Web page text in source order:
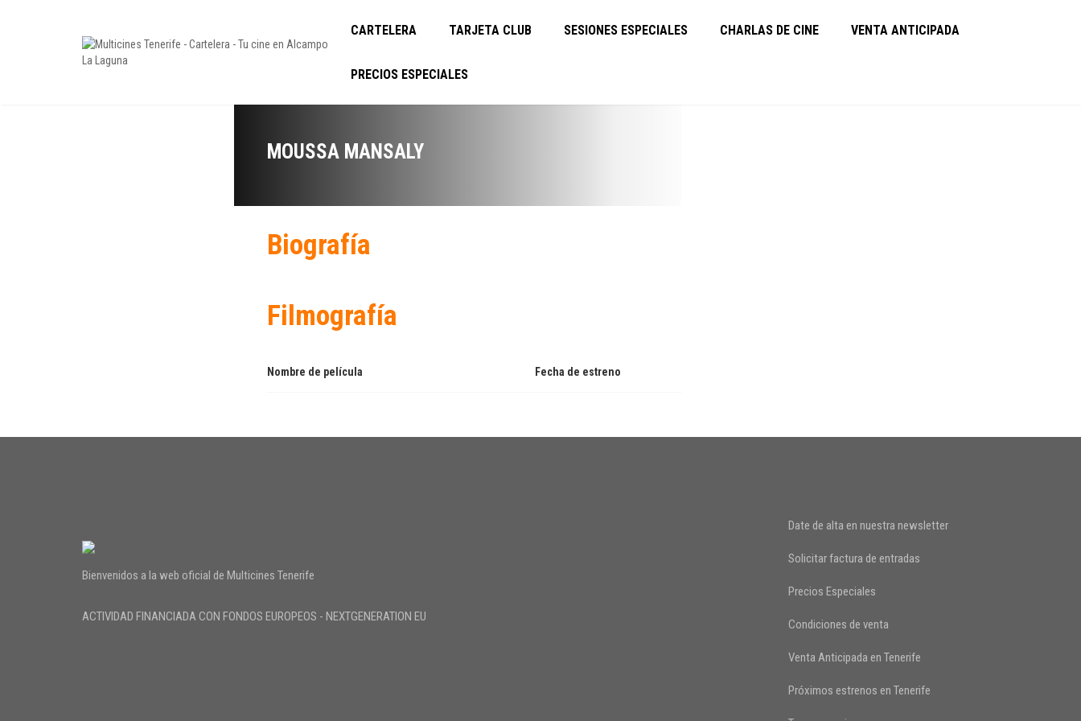
CARTELERA TARJETA CLUB SESIONES ESPECIALES CHARLAS DE CINE VENTA ANTICIPADA
PRECIOS ESPECIALES
MOUSSA MANSALY
Biografía
Filmografía
Nombre de película Fecha de estreno
Bienvenidos a la web oficial de Multicines Tenerife
ACTIVIDAD FINANCIADA CON FONDOS EUROPEOS - NEXTGENERATION EU
Date de alta en nuestra newsletter
Solicitar factura de entradas
Precios Especiales
Condiciones de venta
Venta Anticipada en Tenerife
Próximos estrenos en Tenerife